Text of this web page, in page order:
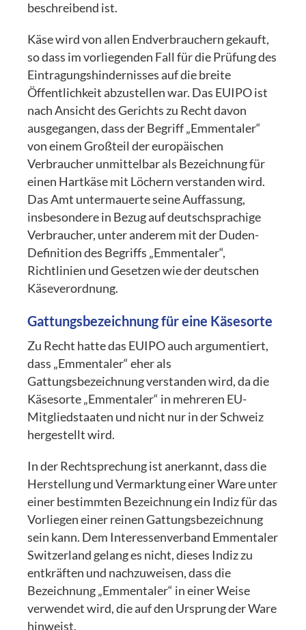
beschreibend ist.
Käse wird von allen Endverbrauchern gekauft,
so dass im vorliegenden Fall für die Prüfung des
Eintragungshindernisses auf die breite
Öffentlichkeit abzustellen war. Das EUIPO ist
nach Ansicht des Gerichts zu Recht davon
ausgegangen, dass der Begriff „Emmentaler“
von einem Großteil der europäischen
Verbraucher unmittelbar als Bezeichnung für
einen Hartkäse mit Löchern verstanden wird.
Das Amt untermauerte seine Auffassung,
insbesondere in Bezug auf deutschsprachige
Verbraucher, unter anderem mit der Duden-
Definition des Begriffs „Emmentaler“,
Richtlinien und Gesetzen wie der deutschen
Käseverordnung.
Gattungsbezeichnung für eine Käsesorte
Zu Recht hatte das EUIPO auch argumentiert,
dass „Emmentaler“ eher als
Gattungsbezeichnung verstanden wird, da die
Käsesorte „Emmentaler“ in mehreren EU-
Mitgliedstaaten und nicht nur in der Schweiz
hergestellt wird.
In der Rechtsprechung ist anerkannt, dass die
Herstellung und Vermarktung einer Ware unter
einer bestimmten Bezeichnung ein Indiz für das
Vorliegen einer reinen Gattungsbezeichnung
sein kann. Dem Interessenverband Emmentaler
Switzerland gelang es nicht, dieses Indiz zu
entkräften und nachzuweisen, dass die
Bezeichnung „Emmentaler“ in einer Weise
verwendet wird, die auf den Ursprung der Ware
hinweist.